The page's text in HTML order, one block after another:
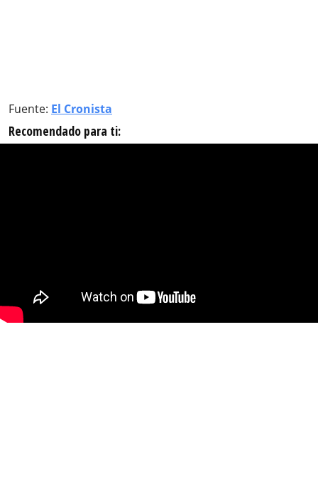
Fuente: El Cronista
Recomendado para ti: